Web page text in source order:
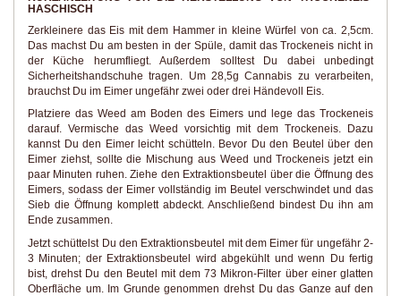
HASCHISCH
Zerkleinere das Eis mit dem Hammer in kleine Würfel von ca. 2,5cm.
Das machst Du am besten in der Spüle, damit das Trockeneis nicht in
der Küche herumfliegt. Außerdem solltest Du dabei unbedingt
Sicherheitshandschuhe tragen. Um 28,5g Cannabis zu verarbeiten,
brauchst Du im Eimer ungefähr zwei oder drei Händevoll Eis.
Platziere das Weed am Boden des Eimers und lege das Trockeneis
darauf. Vermische das Weed vorsichtig mit dem Trockeneis. Dazu
kannst Du den Eimer leicht schütteln. Bevor Du den Beutel über den
Eimer ziehst, sollte die Mischung aus Weed und Trockeneis jetzt ein
paar Minuten ruhen. Ziehe den Extraktionsbeutel über die Öffnung des
Eimers, sodass der Eimer vollständig im Beutel verschwindet und das
Sieb die Öffnung komplett abdeckt. Anschließend bindest Du ihn am
Ende zusammen.
Jetzt schüttelst Du den Extraktionsbeutel mit dem Eimer für ungefähr 2-
3 Minuten; der Extraktionsbeutel wird abgekühlt und wenn Du fertig
bist, drehst Du den Beutel mit dem 73 Mikron-Filter über einer glatten
Oberfläche um. Im Grunde genommen drehst Du das Ganze auf den